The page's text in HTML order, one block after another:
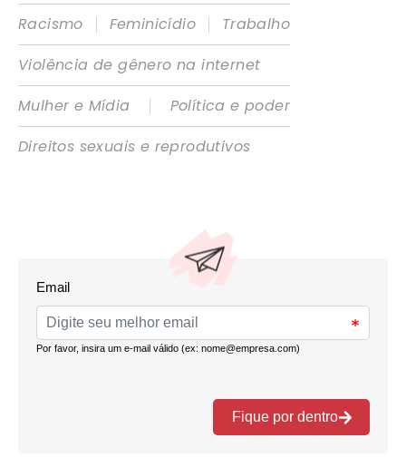
Racismo | Feminicídio |
Trabalho
Violência de gênero na internet
Mulher e Mídia
|
Política e poder
Direitos sexuais e reprodutivos